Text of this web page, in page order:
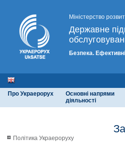
Міністерство
Державне
Безпека.
Про Украерорух
Основні напрями
діяльності
Політика Украероруху